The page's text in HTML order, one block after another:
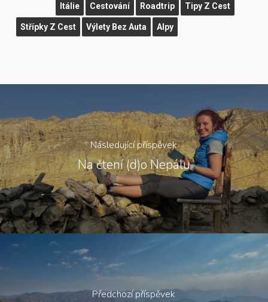
Itálie Cestování Roadtrip Tipy Z Cest
Střípky Z Cest Výlety Bez Auta Alpy
Následující příspěvek
Na čtení (d)o Nepálu
Předchozí příspěvek